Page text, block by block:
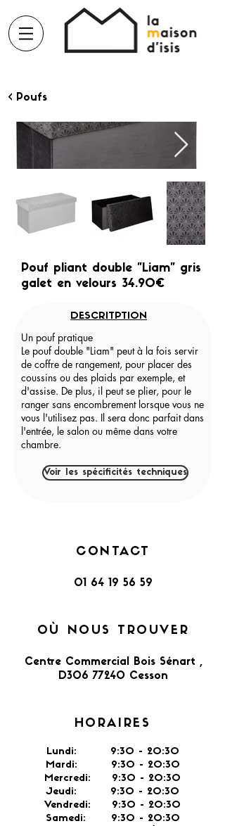
< Poufs
Pouf pliant double "Liam" gris
galet en velours 34.90€
DESCRITPTION
Un pouf pratique
Le pouf double "Liam" peut à la fois servir
de coffre de rangement, pour placer des
coussins ou des plaids par exemple, et
d'assise. De plus, il peut se plier, pour le
ranger sans encombrement lorsque vous ne
vous l'utilisez pas. Il sera donc parfait dans
l'entrée, le salon ou même dans votre
chambre.
Voir les spécificités techniques
CONTACT
01 64 19 56 59
OÙ NOUS TROUVER
Centre Commercial Bois Sénart ,
D306 77240 Cesson​
HORAIRES
Lundi: 9:30 - 20:30
Mardi: 9:30 - 20:30
Mercredi: 9:30 - 20:30
Jeudi: 9:30 - 20:30
Vendredi: 9:30 - 20:30
Samedi: 9:30 - 20:30